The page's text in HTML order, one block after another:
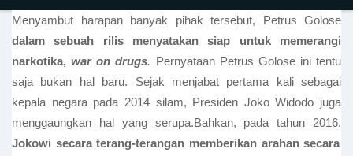
Menyambut harapan banyak pihak tersebut, Petrus Golose
dalam sebuah rilis menyatakan siap untuk memerangi
narkotika,war on drugs. Pernyataan Petrus Golose ini tentu
saja bukan hal baru. Sejak menjabat pertama kali sebagai
kepala negara pada 2014 silam, Presiden Joko Widodo juga
menggaungkan hal yang serupa.Bahkan, pada tahun 2016,
Jokowi secara terang-terangan memberikan arahan secara